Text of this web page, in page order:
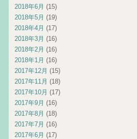
2018年6月 (15)
2018年5月 (19)
2018年4月 (17)
2018年3月 (16)
2018年2月 (16)
2018年1月 (16)
2017年12月 (15)
2017年11月 (18)
2017年10月 (17)
2017年9月 (16)
2017年8月 (18)
2017年7月 (16)
2017年6月 (17)